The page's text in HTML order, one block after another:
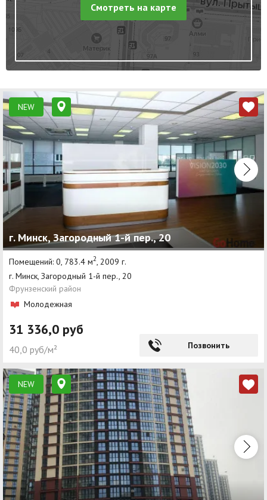
Смотреть на карте
NEW
г. Минск, Загородный 1-й пер., 20
Помещений: 0, 783.4 м2, 2009 г.
г. Минск, Загородный 1-й пер., 20
Фрунзенский район
Молодежная
31 336,0 руб
40,0 руб/м² Позвонить
NEW